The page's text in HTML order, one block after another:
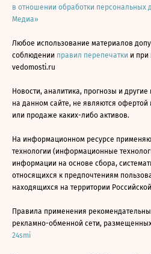
в отношении обработки персональных
Медиа»
Любое использование материалов
соблюдении правил перепечатки и при
vedomosti.ru
Новости, аналитика, прогнозы и
на данном сайте, не являются офертой
или продаже каких-либо активов.
На информационном ресурсе
технологии (информационные
информации на основе сбора,
относящихся к предпочтениям
находящихся на территории
Правила применения
рекламно-обменной сети,
24smi